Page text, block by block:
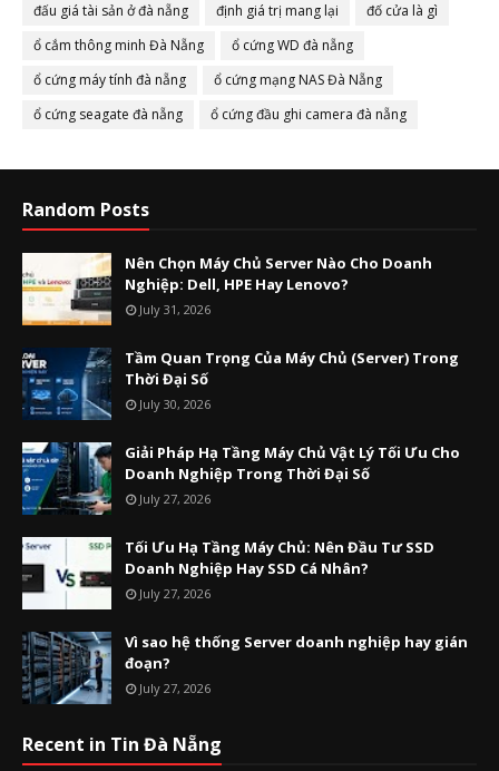
đấu giá tài sản ở đà nẵng
định giá trị mang lại
đố cửa là gì
ổ cắm thông minh Đà Nẵng
ổ cứng WD đà nẵng
ổ cứng máy tính đà nẵng
ổ cứng mạng NAS Đà Nẵng
ổ cứng seagate đà nẵng
ổ cứng đầu ghi camera đà nẵng
Random Posts
Nên Chọn Máy Chủ Server Nào Cho Doanh
Nghiệp: Dell, HPE Hay Lenovo?
July 31, 2026
Tầm Quan Trọng Của Máy Chủ (Server) Trong
Thời Đại Số
July 30, 2026
Giải Pháp Hạ Tầng Máy Chủ Vật Lý Tối Ưu Cho
Doanh Nghiệp Trong Thời Đại Số
July 27, 2026
Tối Ưu Hạ Tầng Máy Chủ: Nên Đầu Tư SSD
Doanh Nghiệp Hay SSD Cá Nhân?
July 27, 2026
Vì sao hệ thống Server doanh nghiệp hay gián
đoạn?
July 27, 2026
Recent in Tin Đà Nẵng